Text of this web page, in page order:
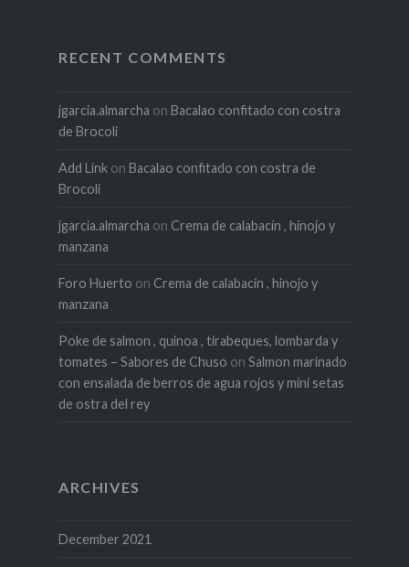
RECENT COMMENTS
jgarcia.almarcha on Bacalao confitado con costra
de Brocoli
Add Linkon Bacalao confitado con costra de
Brocoli
jgarcia.almarcha on Crema de calabacín , hinojo y
manzana
Foro Huerto on Crema de calabacín , hinojo y
manzana
Poke de salmon , quinoa , tirabeques, lombarda y
tomates – Sabores de Chuso on Salmon marinado
con ensalada de berros de agua rojos y mini setas
de ostra del rey
ARCHIVES
December 2021